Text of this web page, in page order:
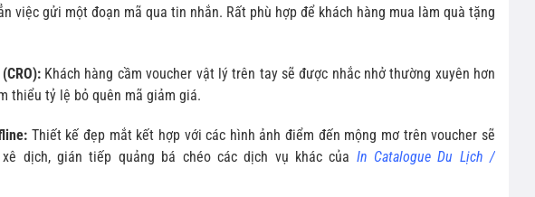
việc gửi một đoạn mã qua tin nhắn. Rất phù hợp để khách hàng mua làm quà tặng
Khách hàng cầm voucher vật lý trên tay sẽ được nhắc nhở thường xuyên hơn
thiểu tỷ lệ bỏ quên mã giảm giá.
Thiết kế đẹp mắt kết hợp với các hình ảnh điểm đến mộng mơ trên voucher sẽ
dịch, gián tiếp quảng bá chéo các dịch vụ khác của In Catalogue Du Lịch /